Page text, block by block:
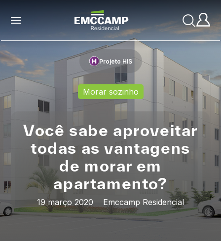
Projeto HIS
Morar sozinho
Você sabe aproveitar
todas as vantagens
de morar em
apartamento?
19 março 2020 Emccamp Residencial